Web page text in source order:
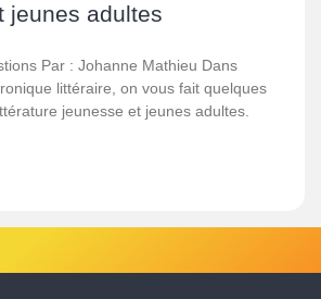
jeunes adultes
Par : Johanne Mathieu Dans
littéraire, on vous fait quelques
jeunesse et jeunes adultes.